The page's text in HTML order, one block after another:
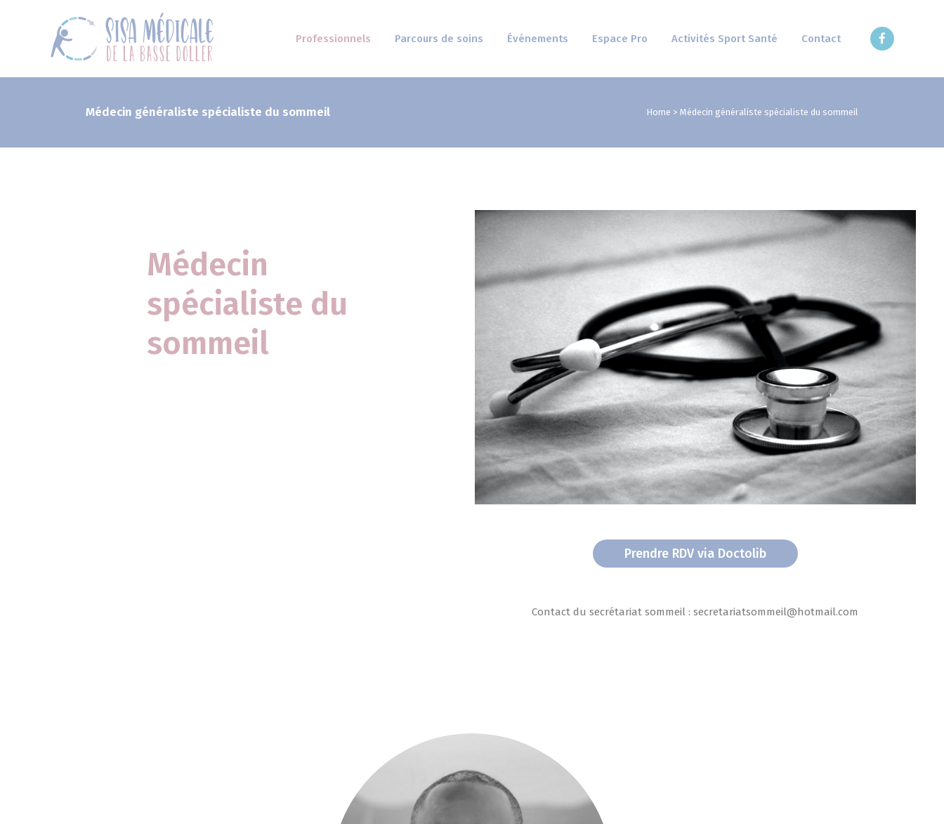
Professionnels Parcours de soins Événements Espace Pro Activités Sport Santé Contact
Médecin généraliste spécialiste du sommeil Home > Médecin généraliste spécialiste du sommeil
Médecin
spécialiste du
sommeil
Prendre RDV via Doctolib
Contact du secrétariat sommeil : secretariatsommeil@hotmail.com